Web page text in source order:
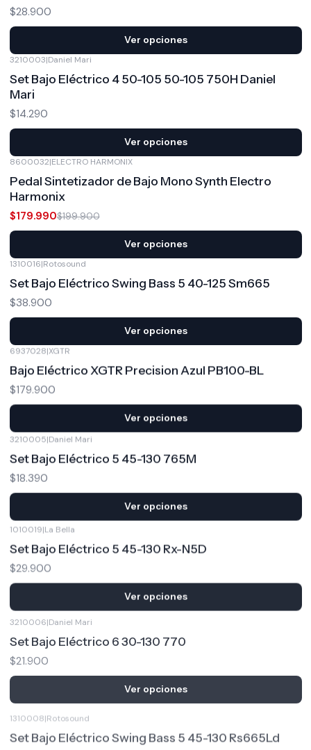
$28.900
Ver opciones
3210003|Daniel Mari
Set Bajo Eléctrico 4 50-105 50-105 750H Daniel
Mari
$14.290
Ver opciones
8600032|ELECTRO HARMONIX
Pedal Sintetizador de Bajo Mono Synth Electro
Harmonix
$179.990$199.900
Ver opciones
1310016|Rotosound
Set Bajo Eléctrico Swing Bass 5 40-125 Sm665
$38.900
Ver opciones
6937028|XGTR
Bajo Eléctrico XGTR Precision Azul PB100-BL
$179.900
Ver opciones
3210005|Daniel Mari
Set Bajo Eléctrico 5 45-130 765M
$18.390
Ver opciones
1010019|La Bella
Set Bajo Eléctrico 5 45-130 Rx-N5D
$29.900
Ver opciones
3210006|Daniel Mari
Set Bajo Eléctrico 6 30-130 770
$21.900
Ver opciones
1310008
Set Bajo Eléctrico Swing Bass 5 45-130 Rs665Ld
$38.900